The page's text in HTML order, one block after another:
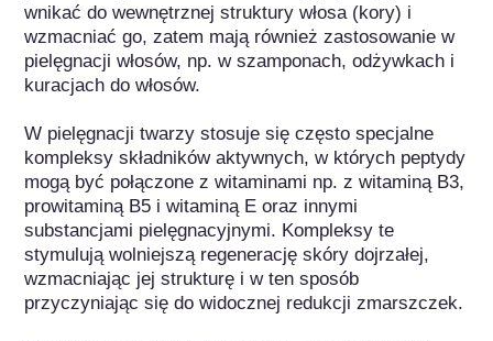
wnikać do wewnętrznej struktury włosa (kory) i
wzmacniać go, zatem mają również zastosowanie w
pielęgnacji włosów, np. w szamponach, odżywkach i
kuracjach do włosów.
W pielęgnacji twarzy stosuje się często specjalne
kompleksy składników aktywnych, w których peptydy
mogą być połączone z witaminami np. z witaminą B3,
prowitaminą B5 i witaminą E oraz innymi
substancjami pielęgnacyjnymi. Kompleksy te
stymulują wolniejszą regenerację skóry dojrzałej,
wzmacniając jej strukturę i w ten sposób
przyczyniając się do widocznej redukcji zmarszczek.